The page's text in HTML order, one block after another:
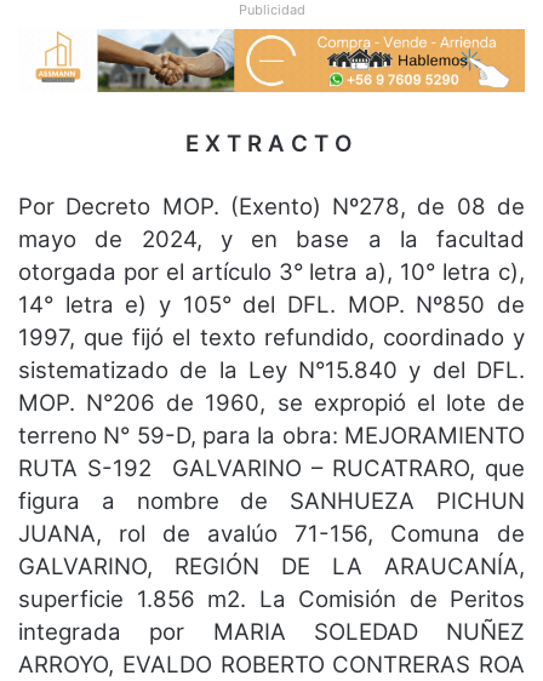
Publicidad
E X T R A C T O
Por Decreto MOP. (Exento) Nº278, de 08 de
mayo de 2024, y en base a la facultad
otorgada por el artículo 3° letra a), 10° letra c),
14° letra e) y 105° del DFL. MOP. Nº850 de
1997, que fijó el texto refundido, coordinado y
sistematizado de la Ley N°15.840 y del DFL.
MOP. N°206 de 1960, se expropió el lote de
terreno N° 59-D, para la obra: MEJORAMIENTO
RUTA S-192 GALVARINO – RUCATRARO, que
figura a nombre de SANHUEZA PICHUN
JUANA, rol de avalúo 71-156, Comuna de
GALVARINO, REGIÓN DE LA ARAUCANÍA,
superficie 1.856 m2. La Comisión de Peritos
integrada por MARIA SOLEDAD NUÑEZ
ARROYO, EVALDO ROBERTO CONTRERAS ROA